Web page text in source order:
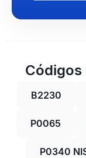
Códigos
B2230
P0065
P0340